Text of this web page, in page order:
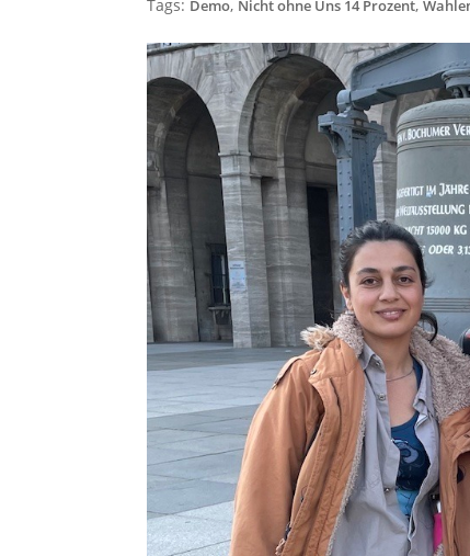
Tags: Demo, Nicht ohne Uns 14 Prozent,